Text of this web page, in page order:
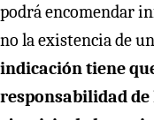
podrá encomendar
no la existencia de
indicación tiene
responsabilidad